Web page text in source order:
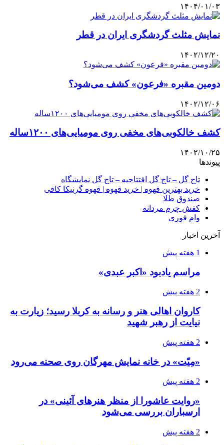
۱۴۰۴/۰۱/۰۳
نمایش مثلث گردشگری ایران در قطر
۱۴۰۲/۱۲/۲۰
دومین مقبره «فرعون» کشف می‌شود؟
۱۴۰۲/۱۲/۰۶
کشف خالکوبی‌های مخفی روی مومیایی‌های ۱۲۰۰ساله
۱۴۰۲/۱۰/۲۵
پیوندها
تاج گل – تاج گل افتتاحیه – تاج گل نمایشگاه
خرید بهترین قهوه | خرید قهوه | قهوه گرنیکا کافی
صندوق طلا
کفش چرم مردانه
وام فوری
آخرین اخبار
1 هفته پیش
مراسم یادبود «اکبر عبدی»
2 هفته پیش
کاروان اهالی هنر و رسانه به کربلا رسید؛ زیارت به
نیایت از رهبر شهید
2 هفته پیش
«مِیّت» در خانه نمایش مهرگان روی صحنه می‌رود
2 هفته پیش
«روایت عاشورا از منظر هنرهای آئینی» در
ارسباران بررسی می‌شود
2 هفته پیش